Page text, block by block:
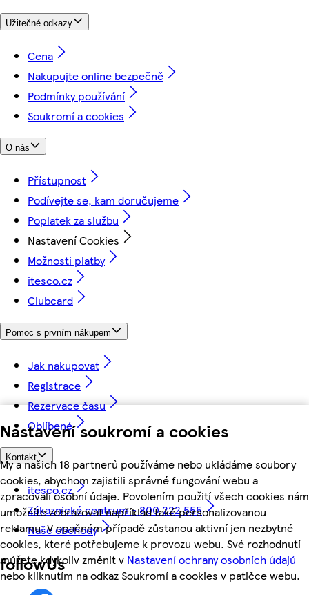
Nastavení soukromí a cookies
My a našich 18 partnerů používáme nebo ukládáme soubory
cookies, abychom zajistili správné fungování webu a
zpracovali osobní údaje. Povolením použití všech cookies nám
umožníte zobrazovat například také personalizovanou
reklamu. V opačném případě zůstanou aktivní jen nezbytné
cookies, které potřebujeme k provozu webu. Své rozhodnutí
můžete kdykoliv změnit v Nastavení ochrany osobních údajů
nebo kliknutím na odkaz Soukromí a cookies v patičce webu.
Užitečné odkazy
Cena
Nakupujte online bezpečně
Podmínky používání
Soukromí a cookies
O nás
Přístupnost
Podívejte se, kam doručujeme
Poplatek za službu
Nastavení Cookies
Možnosti platby
itesco.cz
Clubcard
Pomoc s prvním nákupem
Jak nakupovat
Registrace
Rezervace času
Oblíbené
Kontakt
itesco.cz
Zákaznické centrum - 800 222 555
Naše obchody
followUs